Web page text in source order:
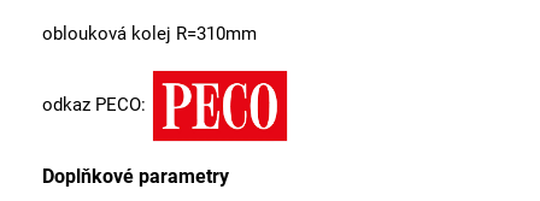
oblouková kolej R=310mm
odkaz PECO:
Doplňkové parametry